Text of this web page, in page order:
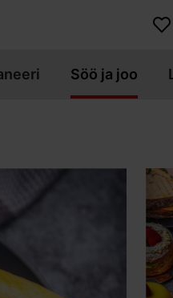
Söö ja joo